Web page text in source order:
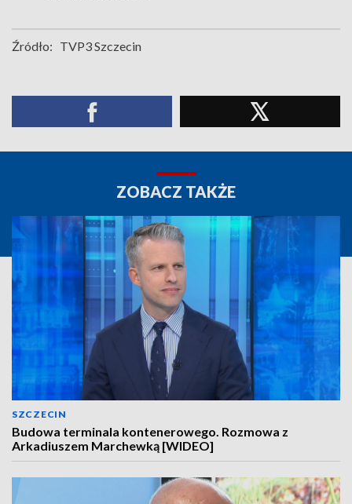
Źródło: TVP3 Szczecin
ZOBACZ TAKŻE
SZCZECIN
Budowa terminala kontenerowego. Rozmowa z
Arkadiuszem Marchewką [WIDEO]